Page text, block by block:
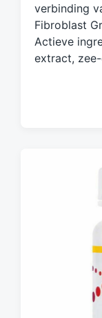
verbinding
Fibroblast
Actieve
extract,